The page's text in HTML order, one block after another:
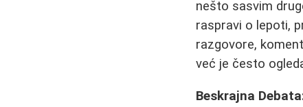
nešto sasvim
raspravi o lepoti,
razgovore,
već je često
Beskrajna